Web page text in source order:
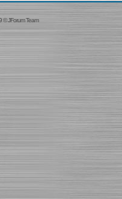
©JForum Team